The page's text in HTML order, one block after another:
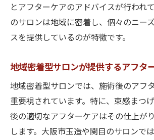
とアフターケアのアドバイスが行われ
のサロンは地域に密着し、個々のニー
スを提供しているのが特徴です。
地域密着型サロンが提供するアフタ
地域密着型サロンでは、施術後のアフ
重要視されています。特に、束感まつ
後の適切なアフターケアはその仕上が
します。大阪市玉造や関目のサロンで